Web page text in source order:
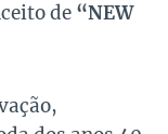
de “NEW